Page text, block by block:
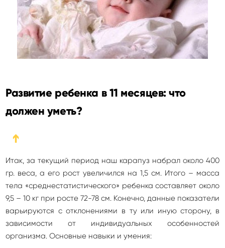
Развитие ребенка в 11 месяцев: что
должен уметь?
➔
Итак, за текущий период наш карапуз набрал около 400
гр. веса, а его рост увеличился на 1,5 см. Итого – масса
тела «среднестатистического» ребенка составляет около
9,5 – 10 кг при росте 72-78 см. Конечно, данные показатели
варьируются с отклонениями в ту или иную сторону, в
зависимости от индивидуальных особенностей
организма. Основные навыки и умения: